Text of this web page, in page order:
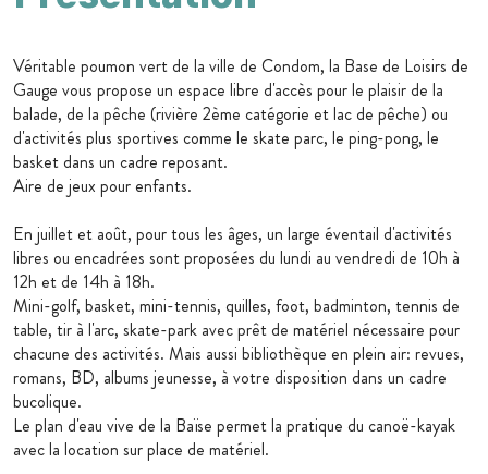
Véritable poumon vert de la ville de Condom, la Base de Loisirs de
Gauge vous propose un espace libre d'accès pour le plaisir de la
balade, de la pêche (rivière 2ème catégorie et lac de pêche) ou
d'activités plus sportives comme le skate parc, le ping-pong, le
basket dans un cadre reposant.
Aire de jeux pour enfants.
En juillet et août, pour tous les âges, un large éventail d'activités
libres ou encadrées sont proposées du lundi au vendredi de 10h à
12h et de 14h à 18h.
Mini-golf, basket, mini-tennis, quilles, foot, badminton, tennis de
table, tir à l'arc, skate-park avec prêt de matériel nécessaire pour
chacune des activités. Mais aussi bibliothèque en plein air: revues,
romans, BD, albums jeunesse, à votre disposition dans un cadre
bucolique.
Le plan d'eau vive de la Baïse permet la pratique du canoë-kayak
avec la location sur place de matériel.